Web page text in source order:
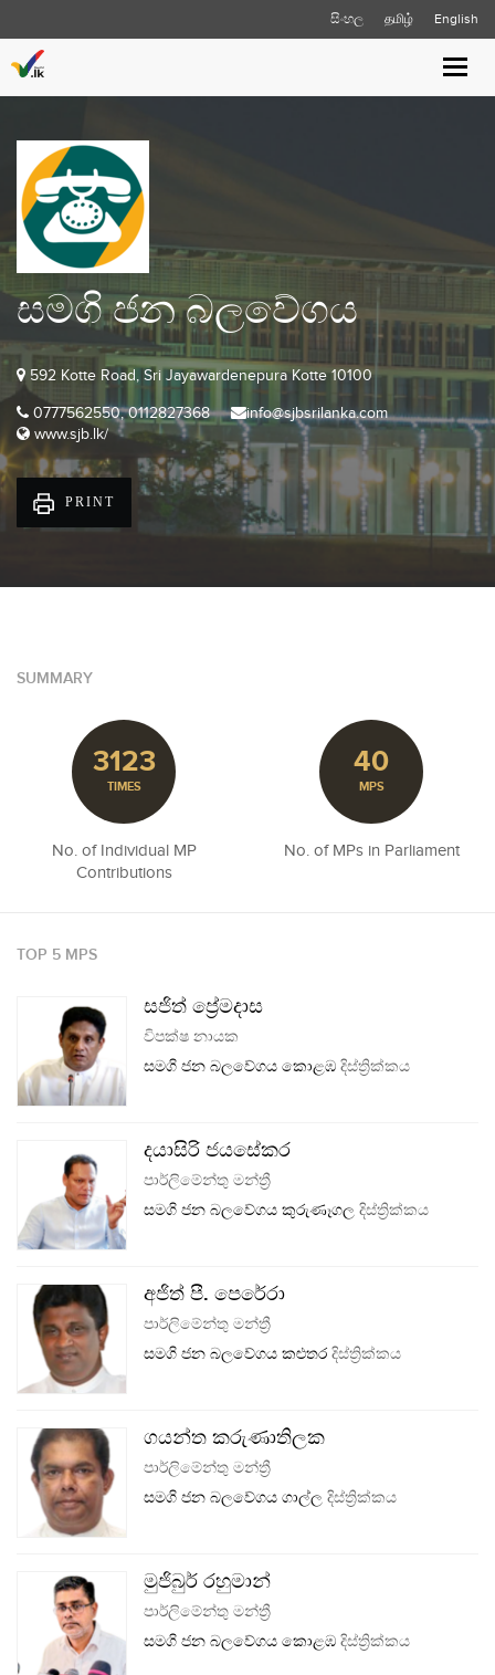
සිංහල தமிழ் English
සමගි ජන බලවේගය
592 Kotte Road, Sri Jayawardenepura Kotte 10100
0777562550, 0112827368
info@sjbsrilanka.com
www.sjb.lk/
PRINT
SUMMARY
3123
TIMES
No. of Individual MP
Contributions
40
MPS
No. of MPs in Parliament
TOP 5 MPS
සජිත් ප්‍රේමදාස
විපක්ෂ නායක
සමගි ජන බලවේගය කොළඹ දිස්ත්‍රික්කය
දයාසිරි ජයසේකර
පාර්ලිමේන්තු මන්ත්‍රී
සමගි ජන බලවේගය කුරුණෑගල දිස්ත්‍රික්කය
අජිත් පී. පෙරේරා
පාර්ලිමේන්තු මන්ත්‍රී
සමගි ජන බලවේගය කළුතර දිස්ත්‍රික්කය
ගයන්ත කරුණාතිලක
පාර්ලිමේන්තු මන්ත්‍රී
සමගි ජන බලවේගය ගාල්ල දිස්ත්‍රික්කය
මුජිබුර් රහුමාන්
පාර්ලිමේන්තු මන්ත්‍රී
සමගි ජන බලවේගය කොළඹ දිස්ත්‍රික්කය